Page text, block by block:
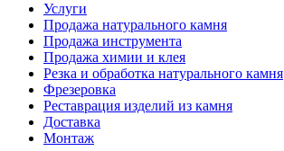
Услуги
Продажа натурального камня
Продажа инструмента
Продажа химии и клея
Резка и обработка натурального камня
Фрезеровка
Реставрация изделий из камня
Доставка
Монтаж